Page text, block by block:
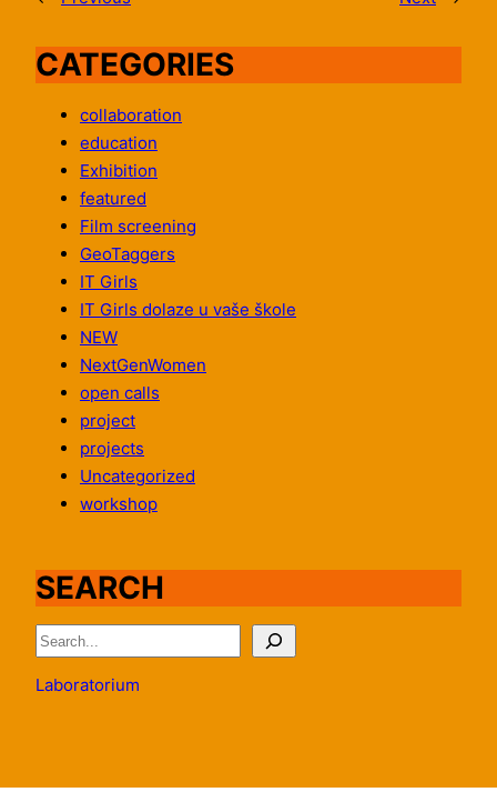
CATEGORIES
collaboration
education
Exhibition
featured
Film screening
GeoTaggers
IT Girls
IT Girls dolaze u vaše škole
NEW
NextGenWomen
open calls
project
projects
Uncategorized
workshop
SEARCH
S
e
a
Laboratorium